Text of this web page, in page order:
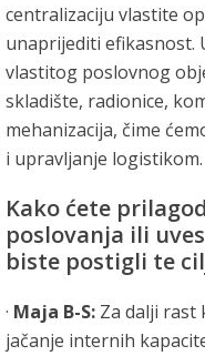
centralizaciju vlastite
unaprijediti efikasnost.
vlastitog poslovnog
skladište, radionice,
mehanizacija, čime
i upravljanje logistikom.
Kako ćete
poslovanja ili
biste postigli te
· Maja B-S: Za dalji rast
jačanje internih